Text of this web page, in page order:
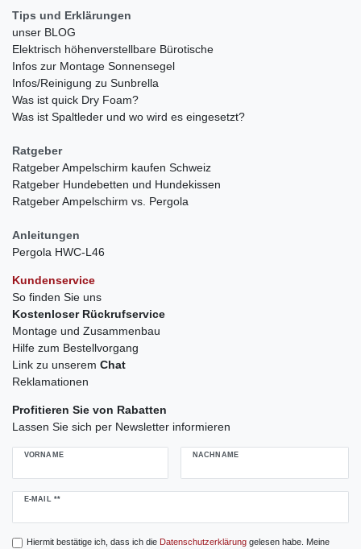
Tips und Erklärungen
unser BLOG
Elektrisch höhenverstellbare Bürotische
Infos zur Montage Sonnensegel
Infos/Reinigung zu Sunbrella
Was ist quick Dry Foam?
Was ist Spaltleder und wo wird es eingesetzt?
Ratgeber
Ratgeber Ampelschirm kaufen Schweiz
Ratgeber Hundebetten und Hundekissen
Ratgeber Ampelschirm vs. Pergola
Anleitungen
Pergola HWC-L46
Kundenservice
So finden Sie uns
Kostenloser Rückrufservice
Montage und Zusammenbau
Hilfe zum Bestellvorgang
Link zu unserem Chat
Reklamationen
Profitieren Sie von Rabatten
Lassen Sie sich per Newsletter informieren
VORNAME NACHNAME
E-MAIL **
Newsletter
Hiermit bestätige ich, dass ich die Daten­schutz­erklärunggelesen habe. Meine